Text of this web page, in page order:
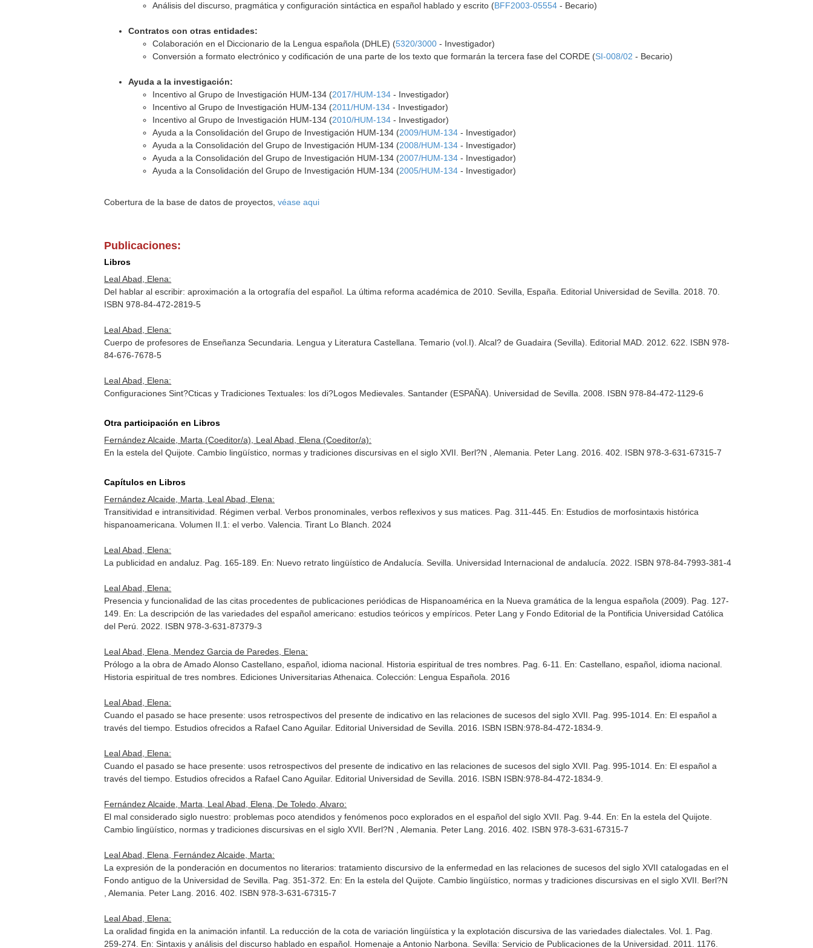
Análisis del discurso, pragmática y configuración sintáctica en español hablado y escrito (BFF2003-05554 - Becario)
Contratos con otras entidades:
Colaboración en el Diccionario de la Lengua española (DHLE) (5320/3000 - Investigador)
Conversión a formato electrónico y codificación de una parte de los texto que formarán la tercera fase del CORDE (SI-008/02 - Becario)
Ayuda a la investigación:
Incentivo al Grupo de Investigación HUM-134 (2017/HUM-134 - Investigador)
Incentivo al Grupo de Investigación HUM-134 (2011/HUM-134 - Investigador)
Incentivo al Grupo de Investigación HUM-134 (2010/HUM-134 - Investigador)
Ayuda a la Consolidación del Grupo de Investigación HUM-134 (2009/HUM-134 - Investigador)
Ayuda a la Consolidación del Grupo de Investigación HUM-134 (2008/HUM-134 - Investigador)
Ayuda a la Consolidación del Grupo de Investigación HUM-134 (2007/HUM-134 - Investigador)
Ayuda a la Consolidación del Grupo de Investigación HUM-134 (2005/HUM-134 - Investigador)
Cobertura de la base de datos de proyectos,véase aqui
Publicaciones:
Libros
Leal Abad, Elena:
Del hablar al escribir: aproximación a la ortografía del español. La última reforma académica de 2010. Sevilla, España. Editorial Universidad de Sevilla. 2018. 70.
ISBN 978-84-472-2819-5
Leal Abad, Elena:
Cuerpo de profesores de Enseñanza Secundaria. Lengua y Literatura Castellana. Temario (vol.I). Alcal? de Guadaira (Sevilla). Editorial MAD. 2012. 622. ISBN 978-
84-676-7678-5
Leal Abad, Elena:
Configuraciones Sint?Cticas y Tradiciones Textuales: los di?Logos Medievales. Santander (ESPAÑA). Universidad de Sevilla. 2008. ISBN 978-84-472-1129-6
Otra participación en Libros
Fernández Alcaide, Marta (Coeditor/a), Leal Abad, Elena (Coeditor/a):
En la estela del Quijote. Cambio lingüístico, normas y tradiciones discursivas en el siglo XVII. Berl?N , Alemania. Peter Lang. 2016. 402. ISBN 978-3-631-67315-7
Capítulos en Libros
Fernández Alcaide, Marta, Leal Abad, Elena:
Transitividad e intransitividad. Régimen verbal. Verbos pronominales, verbos reflexivos y sus matices. Pag. 311-445. En: Estudios de morfosintaxis histórica
hispanoamericana. Volumen II.1: el verbo . Valencia. Tirant Lo Blanch. 2024
Leal Abad, Elena:
La publicidad en andaluz. Pag. 165-189. En: Nuevo retrato lingüístico de Andalucía . Sevilla. Universidad Internacional de andalucía. 2022. ISBN 978-84-7993-381-4
Leal Abad, Elena:
Presencia y funcionalidad de las citas procedentes de publicaciones periódicas de Hispanoamérica en la Nueva gramática de la lengua española (2009). Pag. 127-
149. En: La descripción de las variedades del español americano: estudios teóricos y empíricos . Peter Lang y Fondo Editorial de la Pontificia Universidad Católica
del Perú. 2022. ISBN 978-3-631-87379-3
Leal Abad, Elena, Mendez Garcia de Paredes, Elena:
Prólogo a la obra de Amado Alonso Castellano, español, idioma nacional. Historia espiritual de tres nombres. Pag. 6-11. En: Castellano, español, idioma nacional.
Historia espiritual de tres nombres . Ediciones Universitarias Athenaica. Colección: Lengua Española. 2016
Leal Abad, Elena:
Cuando el pasado se hace presente: usos retrospectivos del presente de indicativo en las relaciones de sucesos del siglo XVII. Pag. 995-1014. En: El español a
través del tiempo. Estudios ofrecidos a Rafael Cano Aguilar. Editorial Universidad de Sevilla. 2016. ISBN ISBN:978-84-472-1834-9.
Leal Abad, Elena:
Cuando el pasado se hace presente: usos retrospectivos del presente de indicativo en las relaciones de sucesos del siglo XVII. Pag. 995-1014. En: El español a
través del tiempo. Estudios ofrecidos a Rafael Cano Aguilar. Editorial Universidad de Sevilla. 2016. ISBN ISBN:978-84-472-1834-9.
Fernández Alcaide, Marta, Leal Abad, Elena, De Toledo, Alvaro:
El mal considerado siglo nuestro: problemas poco atendidos y fenómenos poco explorados en el español del siglo XVII. Pag. 9-44. En: En la estela del Quijote.
Cambio lingüístico, normas y tradiciones discursivas en el siglo XVII . Berl?N , Alemania. Peter Lang. 2016. 402. ISBN 978-3-631-67315-7
Leal Abad, Elena, Fernández Alcaide, Marta:
La expresión de la ponderación en documentos no literarios: tratamiento discursivo de la enfermedad en las relaciones de sucesos del siglo XVII catalogadas en el
Fondo antiguo de la Universidad de Sevilla. Pag. 351-372. En: En la estela del Quijote. Cambio lingüístico, normas y tradiciones discursivas en el siglo XVII . Berl?N
, Alemania. Peter Lang. 2016. 402. ISBN 978-3-631-67315-7
Leal Abad, Elena:
La oralidad fingida en la animación infantil. La reducción de la cota de variación lingüística y la explotación discursiva de las variedades dialectales. Vol. 1. Pag.
259-274. En: Sintaxis y análisis del discurso hablado en español. Homenaje a Antonio Narbona . Sevilla: Servicio de Publicaciones de la Universidad. 2011. 1176.